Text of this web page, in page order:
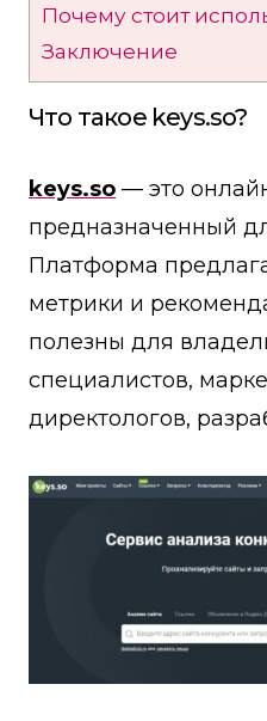
Почему стоит
Заключение
Что такое keys.so?
keys.so — это
предназначенный
Платформа
метрики и
полезны для
специалистов,
директологов,